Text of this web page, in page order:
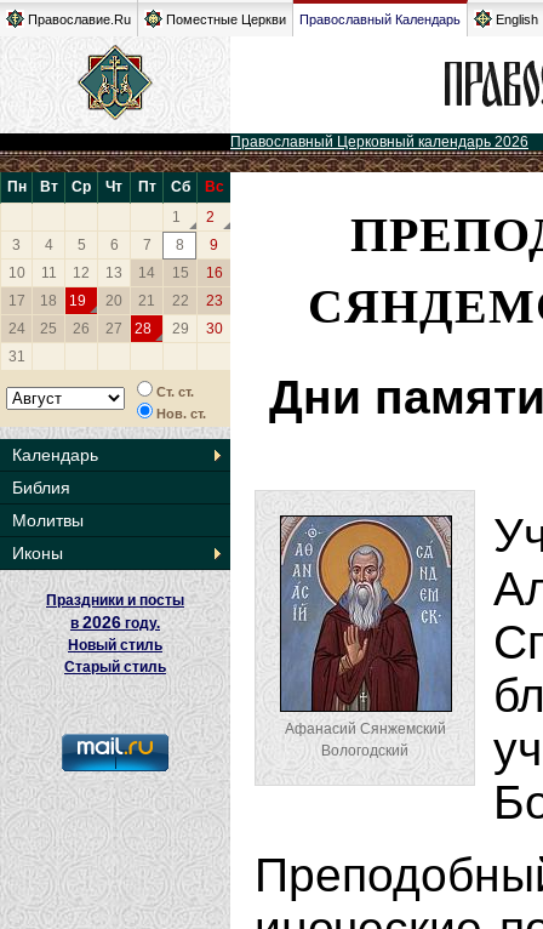
Православие.Ru Поместные Церкви Православный Календарь English
Православный Церковный календарь 2026
Пн Вт Ср Чт Пт Сб
Вс
1
2
3
4 5 6 7 8
9
10
11 12 13 14 15
16
17
18 19 20 21 22
23
24
25 26 27 28 29
30
31
Ст. ст.
Нов. ст.
Календарь
Библия
Молитвы
Иконы
Праздники и посты
в 2026 году.
Новый стиль
Старый стиль
Дни
Афанасий Сянжемский
Вологодский